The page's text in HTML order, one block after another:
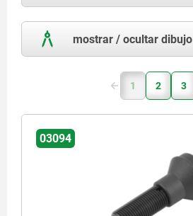
1.4305.
mostrar / ocultar dibujo
1 2 3
03094